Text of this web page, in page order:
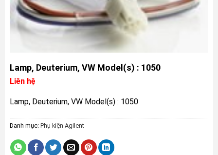
Lamp, Deuterium, VW Model(s) : 1050
Liên hệ
Lamp, Deuterium, VW Model(s) : 1050
Danh mục: Phụ kiện Agilent